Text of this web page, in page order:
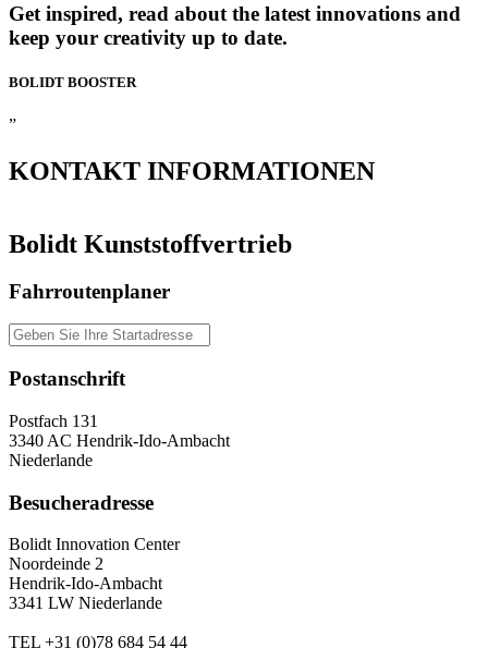
Get inspired, read about the latest innovations and
keep your creativity up to date.
BOLIDT BOOSTER
”
KONTAKT INFORMATIONEN
Bolidt Kunststoffvertrieb
Fahrroutenplaner
Postanschrift
Postfach 131
3340 AC Hendrik-Ido-Ambacht
Niederlande
Besucheradresse
Bolidt Innovation Center
Noordeinde 2
Hendrik-Ido-Ambacht
3341 LW Niederlande
TEL +31 (0)78 684 54 44